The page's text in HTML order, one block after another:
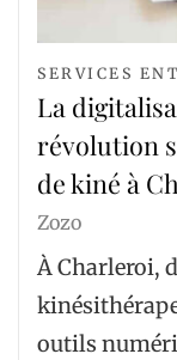
SERVICES
La
révolution
de kiné à
Zozo
À Charleroi,
outils